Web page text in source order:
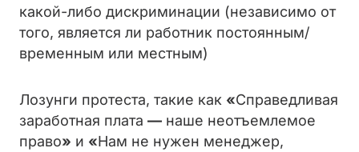
какой-либо дискриминации (независимо от
того, является ли работник постоянным/
временным или местным)
Лозунги протеста, такие как «Справедливая
заработная плата — наше неотъемлемое
право» и «Нам не нужен менеджер,